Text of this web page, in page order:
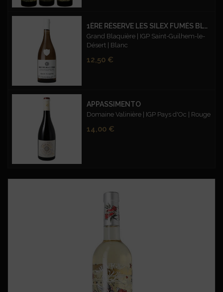
1ÈRE RÉSERVE LES SILEX FUMÉS BLANC
Grand Blaquière | IGP Saint-Guilhem-le-
Désert | Blanc
Prix
12,50 €
APPASSIMENTO
Domaine Valinière | IGP Pays d'Oc | Rouge
Prix
14,00 €